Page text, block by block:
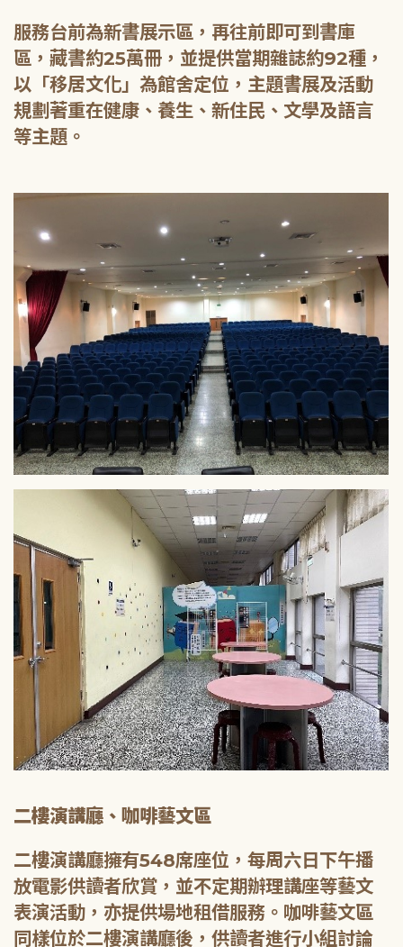
服務台前為新書展示區，再往前即可到書庫
區，藏書約25萬冊，並提供當期雜誌約92種，
以「移居文化」為館舍定位，主題書展及活動
規劃著重在健康、養生、新住民、文學及語言
等主題。
二樓演講廳、咖啡藝文區
二樓演講廳擁有548席座位，每周六日下午播
放電影供讀者欣賞，並不定期辦理講座等藝文
表演活動，亦提供場地租借服務。咖啡藝文區
同樣位於二樓演講廳後，供讀者進行小組討論